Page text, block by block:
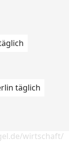
täglich
wirtschaft/